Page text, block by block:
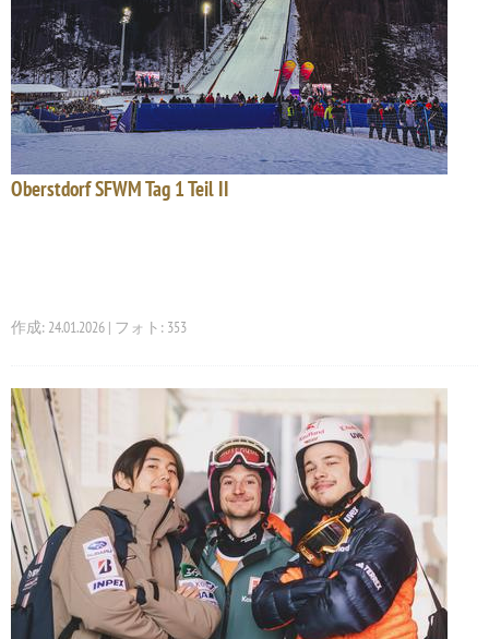
Oberstdorf SFWM Tag 1 Teil II
作成: 24.01.2026 | フォト: 353